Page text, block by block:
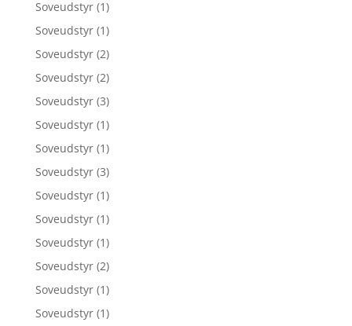
Soveudstyr (1)
Soveudstyr (1)
Soveudstyr (2)
Soveudstyr (2)
Soveudstyr (3)
Soveudstyr (1)
Soveudstyr (1)
Soveudstyr (3)
Soveudstyr (1)
Soveudstyr (1)
Soveudstyr (1)
Soveudstyr (2)
Soveudstyr (1)
Soveudstyr (1)